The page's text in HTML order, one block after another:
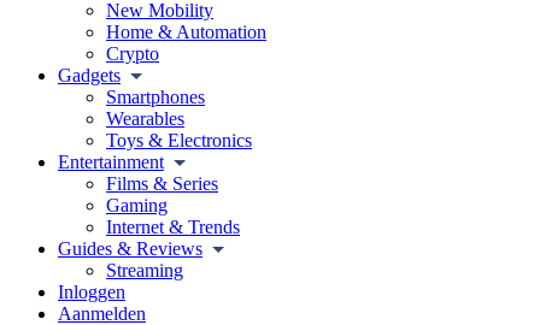
New Mobility
Home & Automation
Crypto
Gadgets
Smartphones
Wearables
Toys & Electronics
Entertainment
Films & Series
Gaming
Internet & Trends
Guides & Reviews
Streaming
Inloggen
Aanmelden